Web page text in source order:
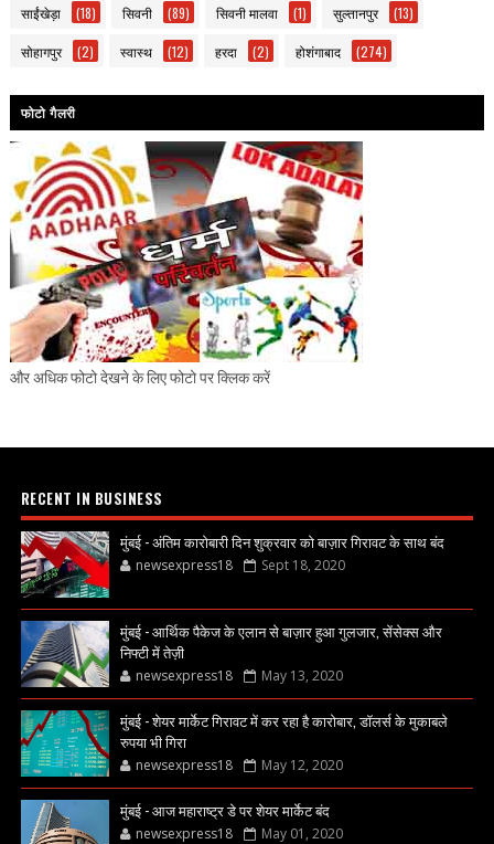
साईंखेड़ा (18) सिवनी (89) सिवनी मालवा (1) सुल्तानपुर (13)
सोहागपुर (2) स्वास्थ (12) हरदा (2) होशंगाबाद (274)
फोटो गैलरी
और अधिक फोटो देखने के लिए फोटो पर क्लिक करें
RECENT IN BUSINESS
मुंबई - अंतिम कारोबारी दिन शुक्रवार को बाज़ार गिरावट के साथ बंद
newsexpress18 Sept 18, 2020
मुंबई - आर्थिक पैकेज के एलान से बाज़ार हुआ गुलजार, सेंसेक्स और
निफ्टी में तेज़ी
newsexpress18 May 13, 2020
मुंबई - शेयर मार्केट गिरावट में कर रहा है कारोबार, डॉलर्स के मुकाबले
रुपया भी गिरा
newsexpress18 May 12, 2020
मुंबई - आज महाराष्ट्र डे पर शेयर मार्केट बंद
newsexpress18 May 01, 2020